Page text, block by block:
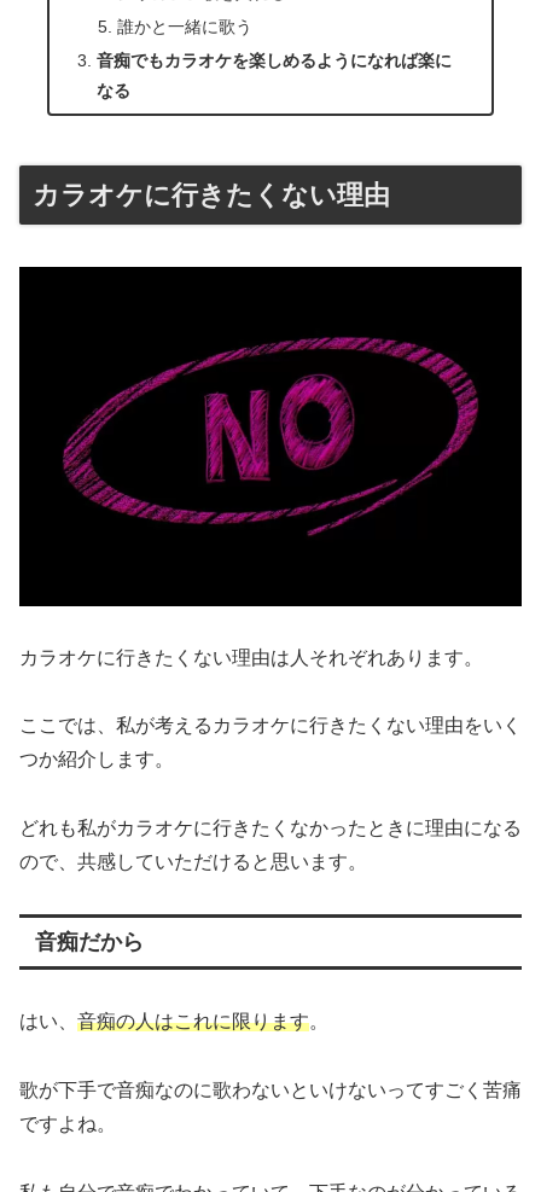
誰かと一緒に歌う
音痴でもカラオケを楽しめるようになれば楽に
なる
カラオケに行きたくない理由
カラオケに行きたくない理由は人それぞれあります。
ここでは、私が考えるカラオケに行きたくない理由をいく
つか紹介します。
どれも私がカラオケに行きたくなかったときに理由になる
ので、共感していただけると思います。
音痴だから
はい、 音痴の人はこれに限ります。
歌が下手で音痴なのに歌わないといけないってすごく苦痛
ですよね。